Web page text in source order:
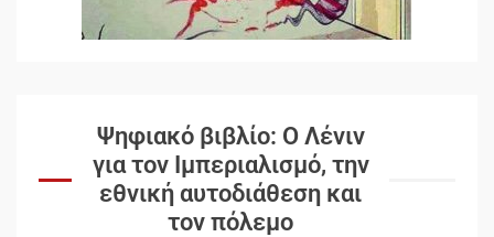
Ψηφιακό βιβλίο: Ο Λένιν
για τον Ιμπεριαλισμό, την
εθνική αυτοδιάθεση και
τον πόλεμο